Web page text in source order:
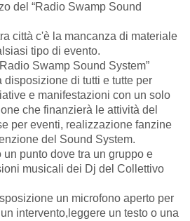
del “Radio Swamp Sound
città c'è la mancanza di materiale
tipo di evento.
Swamp Sound System”
disposizione di tutti e tutte per
e manifestazioni con un solo
che finanzierà le attività del
per eventi, realizzazione fanzine
del Sound System.
punto dove tra un gruppo e
musicali dei Dj del Collettivo
un microfono aperto per
intervento,leggere un testo o una